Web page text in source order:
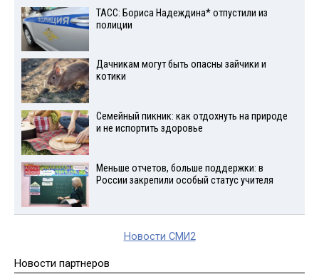
ТАСС: Бориса Надеждина* отпустили из
полиции
Дачникам могут быть опасны зайчики и
котики
Семейный пикник: как отдохнуть на природе
и не испортить здоровье
Меньше отчетов, больше поддержки: в
России закрепили особый статус учителя
Новости СМИ2
Новости партнеров